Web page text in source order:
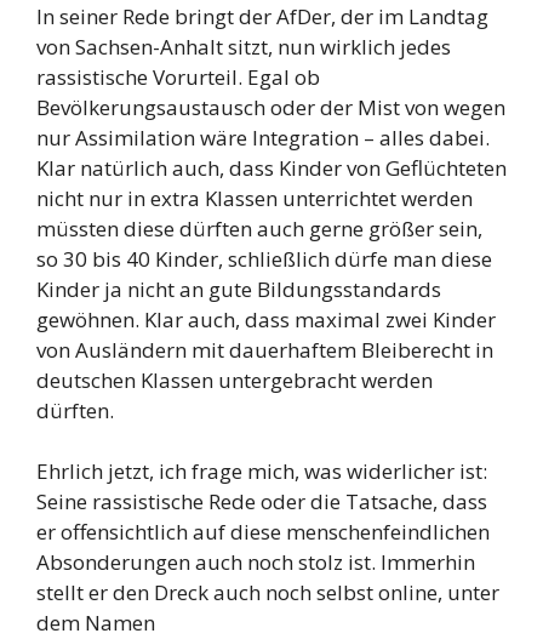
In seiner Rede bringt der AfDer, der im Landtag
von Sachsen-Anhalt sitzt, nun wirklich jedes
rassistische Vorurteil. Egal ob
Bevölkerungsaustausch oder der Mist von wegen
nur Assimilation wäre Integration – alles dabei.
Klar natürlich auch, dass Kinder von Geflüchteten
nicht nur in extra Klassen unterrichtet werden
müssten diese dürften auch gerne größer sein,
so 30 bis 40 Kinder, schließlich dürfe man diese
Kinder ja nicht an gute Bildungsstandards
gewöhnen. Klar auch, dass maximal zwei Kinder
von Ausländern mit dauerhaftem Bleiberecht in
deutschen Klassen untergebracht werden
dürften.
Ehrlich jetzt, ich frage mich, was widerlicher ist:
Seine rassistische Rede oder die Tatsache, dass
er offensichtlich auf diese menschenfeindlichen
Absonderungen auch noch stolz ist. Immerhin
stellt er den Dreck auch noch selbst online, unter
dem Namen